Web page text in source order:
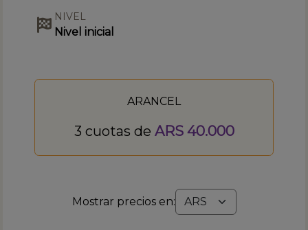
NIVEL
Nivel inicial
ARANCEL
3 cuotas de ARS 40.000
Mostrar precios en: